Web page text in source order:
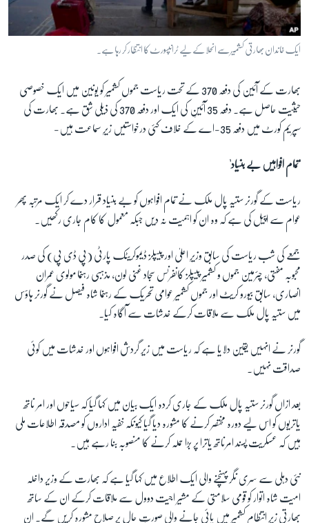
ایک خاندان بھارتی کشمیر سے انحلا کے لیے ٹرانپسورٹ کا انتظار کر رہا ہے۔
بھارت کے آئین کی دفعہ 370 کے تحت ریاست جموں کشمیر کو یونین میں ایک خصوصی
حیثیت حاصل ہے۔ دفعہ 35 آئینِ کی ایک اور دفعہ 370 کی ذیلی شِق ہے۔ بھارت کی
سپریم کورٹ میں دفعہ 35-اے کے خلاف کئی درخواستیں زیرِ سماعت ہیں-
'تمام افواہیں بے بنیاد'
ریاست کے گورنر ستیہ پال ملک نے تمام افواہوں کو بے بنیاد قرار دے کر ایک مرتبہ پھر
عوام سے اپیل کی ہے کہ وہ ان کو اہمیت نہ دیں جبکہ معمول کا کام جاری رکھیں۔
جمعے کی شب ریاست کی سابق وزیرِ اعلیٰ اور پیپلز ڈیموکریٹک پارٹی (پی ڈی پی) کی صدر
محبوبہ مفتی، چئرمین جموں و کشمیر پیپلز کانفرنس سجاد غنی لون، مذہبی رہنما مولوی عمران
انصاری، سابق بیورو کریٹ اور جموں کشمیر عوامی تحریک کے رہنما شاہ فیصل نے گورنر ہاؤس
میں ستیہ پال ملک سے ملاقات کرکے خدشات سے آگاہ کیا۔
گورنر نے انہیں یقین دلایا ہے کہ ریاست میں زیر گردش افواہوں اور خدشات میں کوئی
صداقت نہیں۔
بعد ازاں گورنر ستیہ پال ملک کے جاری کردہ ایک بیان میں کہا گیا کہ سیاحوں اور امر ناتھ
یاتریوں کو اس لیے دورہ مختصر کرنے کا مشورہ دیا گیا کیونکہ خفیہ اداروں کو مصدقہ اطلاعات ملی
ہیں کہ عسکریت پسند امرناتھ یاترا پر بڑا حملہ کرنے کا منصوبہ بنا رہے ہیں۔
نئی دہلی سے سری نگر پہنچنے والی ایک اطلاع میں کہا گیا ہے کہ بھارت کے وزیر داخلہ
امیت شاہ اتوار کو قومی سلامتی کے مشیر اجیت دوول سے ملاقات کرکے ان کے ساتھ
بھارتی زیرِ انتظام کشمیر میں پائی جانے والی صورتِ حال پر صلاح مشورہ کریں گے۔ ان